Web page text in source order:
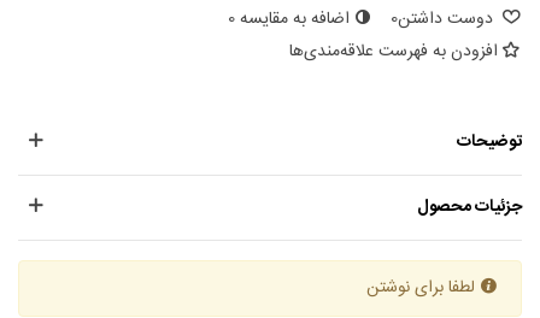
دوست داشتن0 اضافه به مقایسه0
افزودن به فهرست علاقه‌مندی‌ها
توضیحات
جزئیات محصول
لطفا برای نوشتن